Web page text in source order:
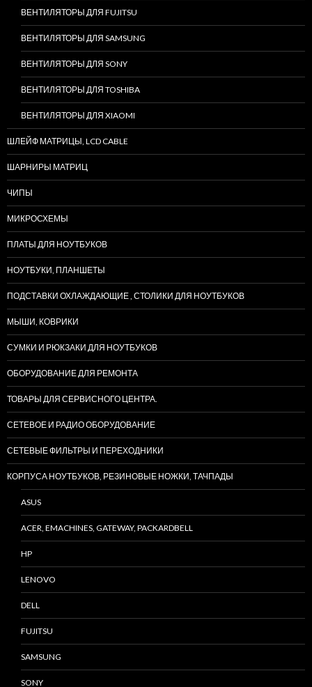
ВЕНТИЛЯТОРЫ ДЛЯ FUJITSU
ВЕНТИЛЯТОРЫ ДЛЯ SAMSUNG
ВЕНТИЛЯТОРЫ ДЛЯ SONY
ВЕНТИЛЯТОРЫ ДЛЯ TOSHIBA
ВЕНТИЛЯТОРЫ ДЛЯ XIAOMI
ШЛЕЙФ МАТРИЦЫ, LCD CABLE
ШАРНИРЫ МАТРИЦ
ЧИПЫ
МИКРОСХЕМЫ
ПЛАТЫ ДЛЯ НОУТБУКОВ
НОУТБУКИ, ПЛАНШЕТЫ
ПОДСТАВКИ ОХЛАЖДАЮЩИЕ , СТОЛИКИ ДЛЯ НОУТБУКОВ
МЫШИ, КОВРИКИ
СУМКИ И РЮКЗАКИ ДЛЯ НОУТБУКОВ
ОБОРУДОВАНИЕ ДЛЯ РЕМОНТА
ТОВАРЫ ДЛЯ СЕРВИСНОГО ЦЕНТРА.
СЕТЕВОЕ И РАДИО ОБОРУДОВАНИЕ
СЕТЕВЫЕ ФИЛЬТРЫ И ПЕРЕХОДНИКИ
КОРПУСА НОУТБУКОВ, РЕЗИНОВЫЕ НОЖКИ, ТАЧПАДЫ
ASUS
ACER, EMACHINES, GATEWAY, PACKARDBELL
HP
LENOVO
DELL
FUJITSU
SAMSUNG
SONY